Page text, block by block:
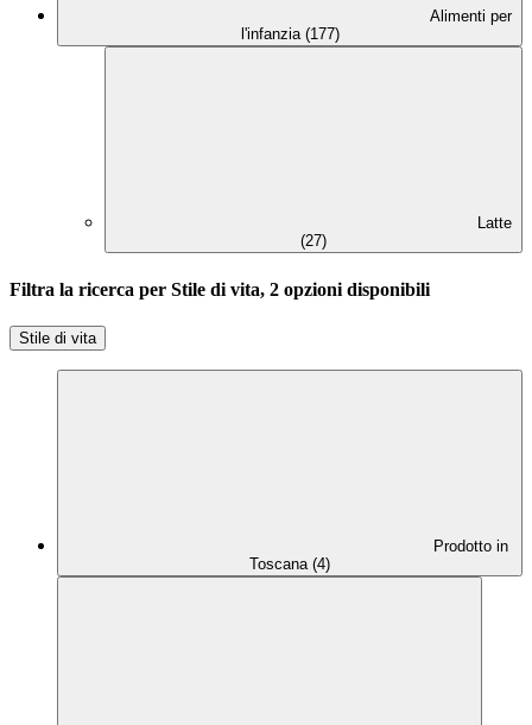
Alimenti per
l'infanzia (177)
Latte
(27)
Filtra la ricerca per Stile di vita, 2 opzioni disponibili
Stile di vita
Prodotto in
Toscana (4)